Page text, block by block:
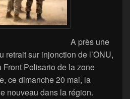
A près une
retrait sur injonction de l’ONU,
Polisario de la zone
ce dimanche 20 mai, la
nouveau dans la région.